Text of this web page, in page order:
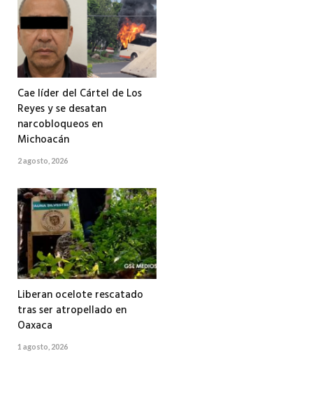
Cae líder del Cártel de Los
Reyes y se desatan
narcobloqueos en
Michoacán
2 agosto, 2026
Liberan ocelote rescatado
tras ser atropellado en
Oaxaca
1 agosto, 2026